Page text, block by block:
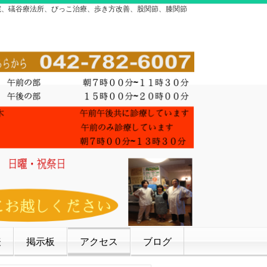
礒谷療法所、びっこ治療、歩き方改善、股関節、膝関節
掲示板 アクセス ブログ